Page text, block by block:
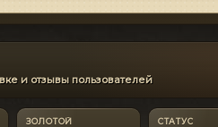
и отзывы пользователей
ЗОЛОТОЙ СТАТУС